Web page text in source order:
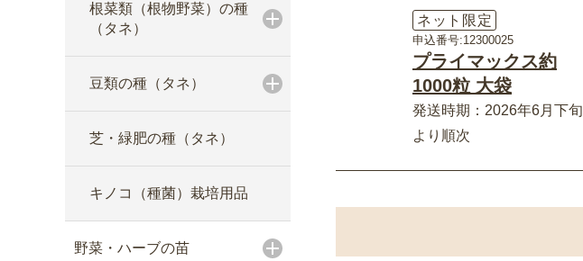
根菜類（根物野菜）の種
（タネ）
豆類の種（タネ）
芝・緑肥の種（タネ）
キノコ（種菌）栽培用品
野菜・ハーブの苗
ネット限定
申込番号:12300025
プライマックス約
1000粒 大袋
発送時期：2026年6月下旬
より順次